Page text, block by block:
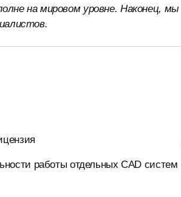
на мировом уровне. Наконец, мы
работы отдельных CAD систем